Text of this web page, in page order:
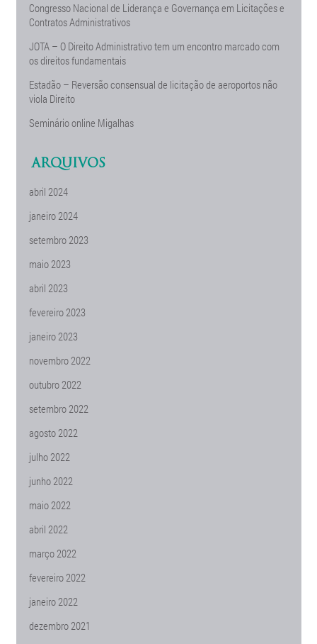
Congresso Nacional de Liderança e Governança em Licitações e
Contratos Administrativos
JOTA – O Direito Administrativo tem um encontro marcado com
os direitos fundamentais
Estadão – Reversão consensual de licitação de aeroportos não
viola Direito
Seminário online Migalhas
ARQUIVOS
abril 2024
janeiro 2024
setembro 2023
maio 2023
abril 2023
fevereiro 2023
janeiro 2023
novembro 2022
outubro 2022
setembro 2022
agosto 2022
julho 2022
junho 2022
maio 2022
abril 2022
março 2022
fevereiro 2022
janeiro 2022
dezembro 2021